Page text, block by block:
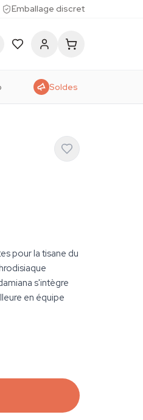
Emballage discret
Soldes
pour la tisane du
s'intègre
en équipe